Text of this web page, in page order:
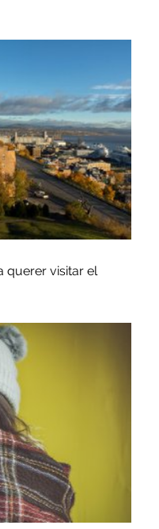
querer visitar el